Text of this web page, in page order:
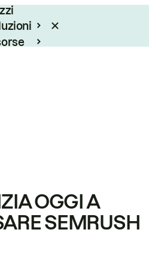
OGGI A
SEMRUSH